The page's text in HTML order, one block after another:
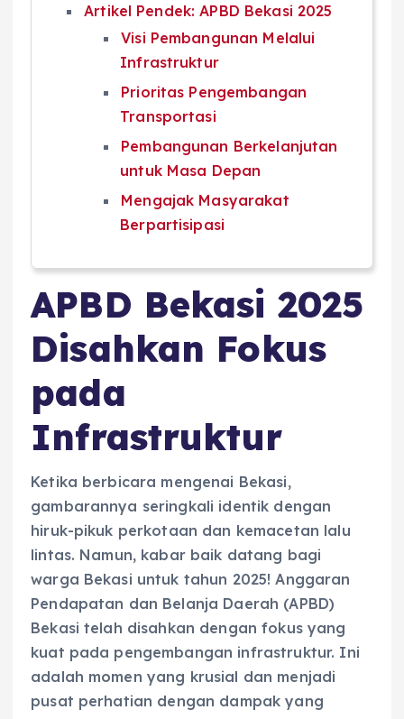
Artikel Pendek: APBD Bekasi 2025
Visi Pembangunan Melalui
Infrastruktur
Prioritas Pengembangan
Transportasi
Pembangunan Berkelanjutan
untuk Masa Depan
Mengajak Masyarakat
Berpartisipasi
APBD Bekasi 2025
Disahkan Fokus
pada
Infrastruktur
Ketika berbicara mengenai Bekasi,
gambarannya seringkali identik dengan
hiruk-pikuk perkotaan dan kemacetan lalu
lintas. Namun, kabar baik datang bagi
warga Bekasi untuk tahun 2025! Anggaran
Pendapatan dan Belanja Daerah (APBD)
Bekasi telah disahkan dengan fokus yang
kuat pada pengembangan infrastruktur. Ini
adalah momen yang krusial dan menjadi
pusat perhatian dengan dampak yang